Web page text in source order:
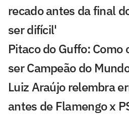
recado antes da final
ser difícil'
Pitaco do Guffo: Como
ser Campeão do
Luiz Araújo relembra
antes de Flamengo x